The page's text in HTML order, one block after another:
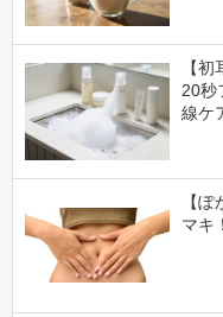
【
20秒
線ケ
【
マキ